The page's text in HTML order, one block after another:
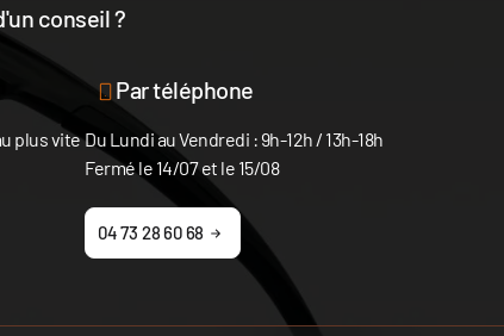
conseil ?
Par téléphone
plus viteDu Lundi au Vendredi : 9h-12h / 13h-18h
Fermé le 14/07 et le 15/08
04 73 28 60 68